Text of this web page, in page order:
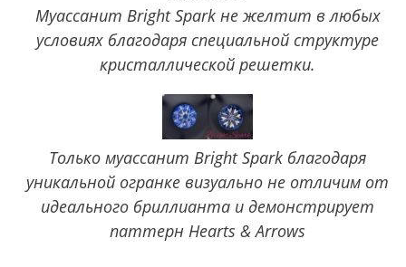
Муассанит Bright Spark не желтит в любых
условиях благодаря специальной структуре
кристаллической решетки.
Только муассанит Bright Spark благодаря
уникальной огранке визуально не отличим от
идеального бриллианта и демонстрирует
паттерн Hearts & Arrows